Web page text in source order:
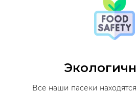
Все наши пасеки